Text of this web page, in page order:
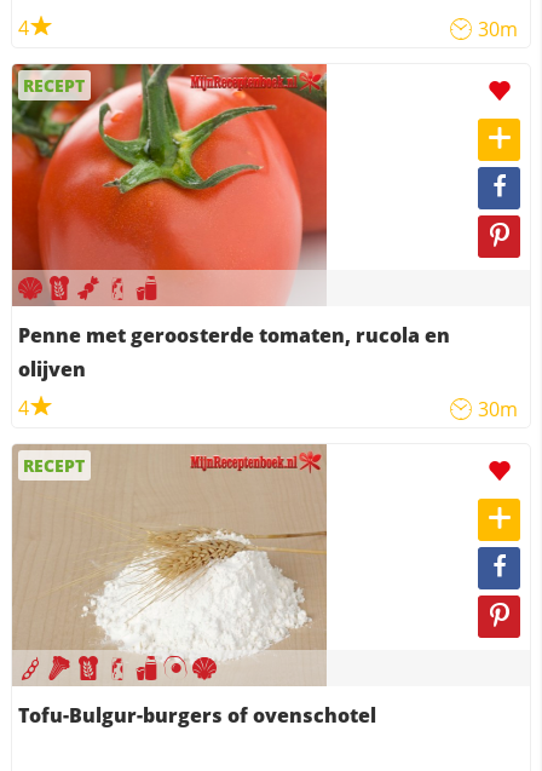
4 30m
RECEPT
Penne met geroosterde tomaten, rucola en
olijven
4
30m
RECEPT
Tofu-Bulgur-burgers of ovenschotel